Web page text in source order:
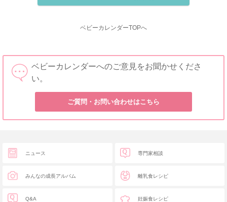
ベビーカレンダーTOPへ
ベビーカレンダーへのご意見をお聞かせくださ
い。
ご質問・お問い合わせはこちら
ニュース
みんなの成長アルバム
Q&A
専門家相談
離乳食レシピ
妊娠食レシピ